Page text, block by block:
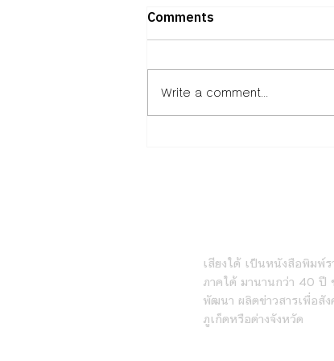
Comments
Write a comment...
เสียงใต้ เป็นหนังสือพิมพ์
ภาคใต้ มานานกว่า 40 ปี
พัฒนา ผลิตข่าวสารเพื่อสั
ภูเก็ตหรือต่างจังหวัด